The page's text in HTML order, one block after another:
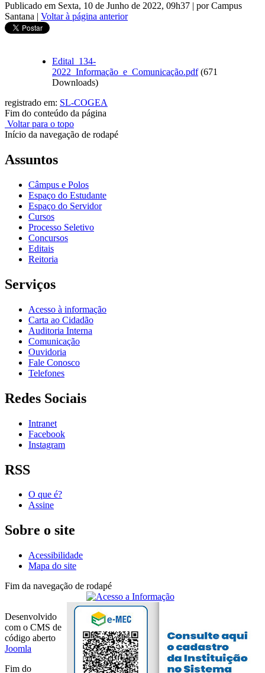
Publicado em Sexta, 10 de Junho de 2022, 09h37 | por Campus
Santana | Voltar à página anterior
Edital_134-
2022_Informação_e_Comunicação.pdf (671
Downloads)
registrado em: SL-COGEA
Fim do conteúdo da página
Voltar para o topo
Início da navegação de rodapé
Assuntos
Câmpus e Polos
Espaço do Estudante
Espaço do Servidor
Cursos
Processo Seletivo
Concursos
Editais
Reitoria
Serviços
Acesso à informação
Carta ao Cidadão
Auditoria Interna
Comunicação
Ouvidoria
Fale Conosco
Telefones
Redes Sociais
Intranet
Facebook
Instagram
RSS
O que é?
Assine
Sobre o site
Acessibilidade
Mapa do site
Fim da navegação de rodapé
Desenvolvido
com o CMS de
código aberto
Joomla
Fim do